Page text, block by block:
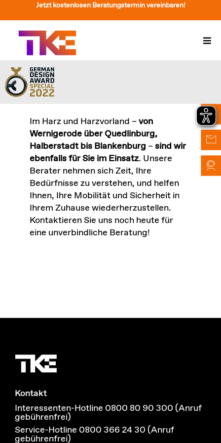
Inhalt
springen
Jetzt kostenlosen Beratungstermin vereinbaren!
Treppenlift
Preise
Service
Treppenliftberatung
Über Uns & Kontakt
Suche
nach:
Im Harz und Harzvorland –von
Wernigerode über Quedlinburg,
Halberstadt bis Blankenburg –sind wir
ebenfalls für Sie im Einsatz. Unsere
Berater nehmen sich Zeit, Ihre
Bedürfnisse zu verstehen, und helfen
Ihnen, Ihre Mobilität und Sicherheit in
Ihrem Zuhause wiederherzustellen.
Kontaktieren Sie uns noch heute für
eine unverbindliche Beratung!
Kontakt
Interessenten-Hotline 0800 80 90 300 (Anruf
gebührenfrei)
Service-Hotline 0800 366 24 30 (Anruf
gebührenfrei)